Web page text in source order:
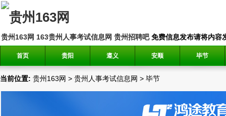
贵州163网 163贵州人事考试信息网 贵州招聘吧免费信息发布请将内容
首页 贵阳 遵义 安顺 毕节
当前位置: 贵州163网 > 贵州人事考试信息网 > 毕节